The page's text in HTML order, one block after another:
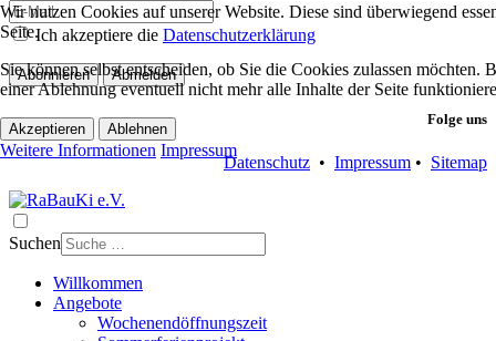
Ich akzeptiere die Datenschutzerklärung
Abonnieren Abmelden
Folge uns
Datenschutz • Impressum • Sitemap
Suchen
Willkommen
Angebote
Wochenendöffnungszeit
Wir nutzen Cookies auf unserer Website. Diese sind überwiegend
Seite.
Sie können selbst entscheiden, ob Sie die Cookies zulassen möchten.
einer Ablehnung eventuell nicht mehr alle Inhalte der Seite
Akzeptieren Ablehnen
Weitere Informationen Impressum